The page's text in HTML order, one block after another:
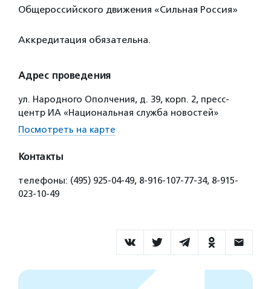
Общероссийского движения «Сильная Россия»
Аккредитация обязательна.
Адрес проведения
ул. Народного Ополчения, д. 39, корп. 2, пресс-
центр ИА «Национальная служба новостей»
Посмотреть на карте
Контакты
телефоны: (495) 925-04-49, 8-916-107-77-34, 8-915-
023-10-49